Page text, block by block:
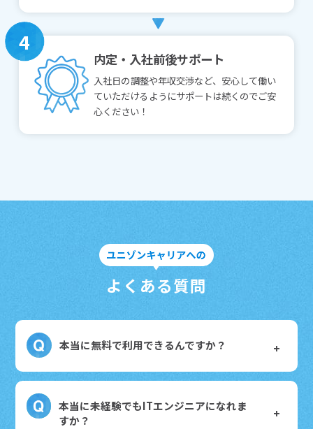
4
内定・入社前後サポート
入社日の調整や年収交渉など、安心して働い
ていただけるようにサポートは続くのでご安
心ください！
よくある質問
本当に無料で利用できるんですか？
本当に未経験でもITエンジニアになれま
すか？